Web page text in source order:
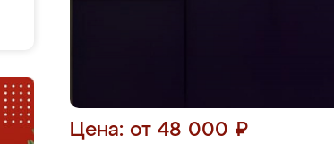
Цена: от 48 000 ₽